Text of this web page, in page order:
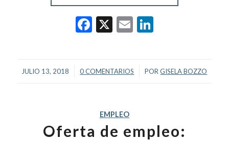
Facebook
X EmailLinkedIn
JULIO 13, 2018
/ 0 COMENTARIOS
/ PORGISELA BOZZO
EMPLEO
Oferta de empleo: